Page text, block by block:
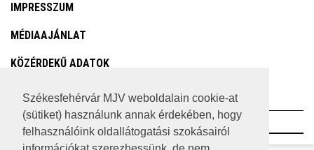
Székesfehérvár MJV weboldalain cookie-at
(sütiket) használunk annak érdekében, hogy
felhasználóink oldallátogatási szokásairól
IMPRESSZUM
MÉDIAAJÁNLAT
KÖZÉRDEKŰ ADATOK
ADATVÉDELEM
©2023 SZÉKESFEHÉRVÁR MEGYEI JOGÚ VÁROS